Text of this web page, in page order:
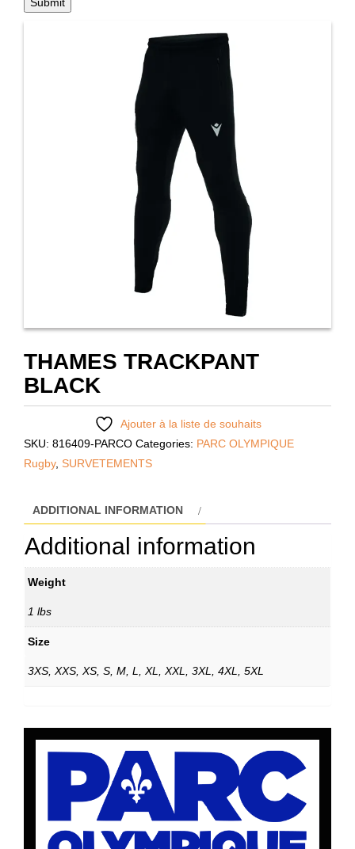
THAMES TRACKPANT
BLACK
Ajouter à la liste de souhaits
SKU: 816409-PARCO Categories: PARC OLYMPIQUE
Rugby, SURVETEMENTS
ADDITIONAL INFORMATION
Additional information
Weight
1 lbs
Size
3XS, XXS, XS, S, M, L, XL, XXL, 3XL, 4XL, 5XL